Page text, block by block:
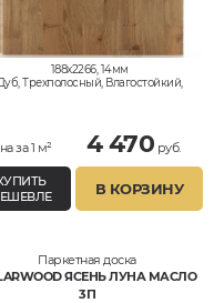
188x2266, 14мм
Трехполосный, Влагостойкий,
за 1 м² 4 470 руб.
В КОРЗИНУ
Паркетная доска
ЯСЕНЬ ЛУНА МАСЛО
3П